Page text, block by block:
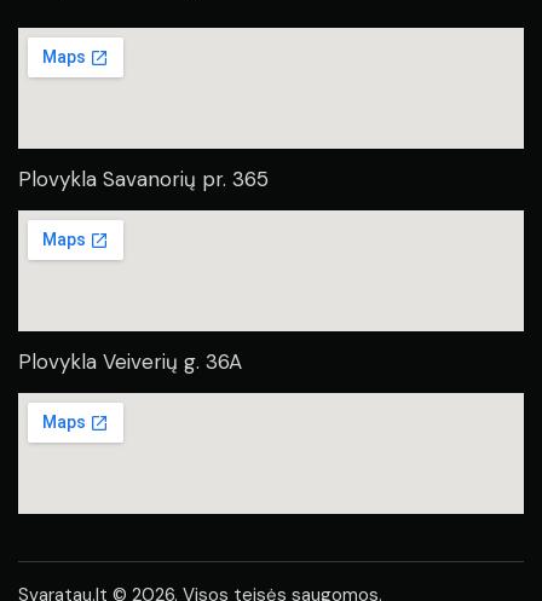
Plovykla Savanorių pr. 365
Plovykla Veiverių g. 36A
Svaratau.lt © 2026. Visos teisės saugomos.